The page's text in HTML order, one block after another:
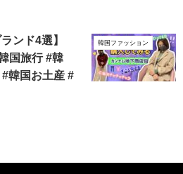
ンド4選】
国旅行 #韓
韓国お土産 #
韓国ファッション